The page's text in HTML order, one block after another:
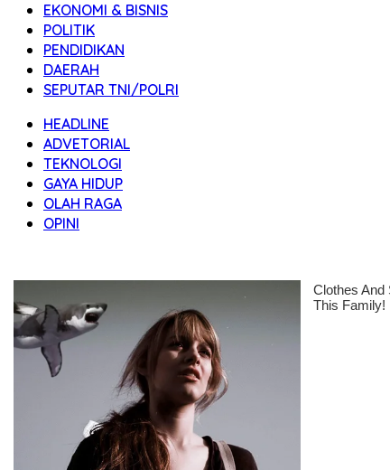
EKONOMI & BISNIS
POLITIK
PENDIDIKAN
DAERAH
SEPUTAR TNI/POLRI
HEADLINE
ADVETORIAL
TEKNOLOGI
GAYA HIDUP
OLAH RAGA
OPINI